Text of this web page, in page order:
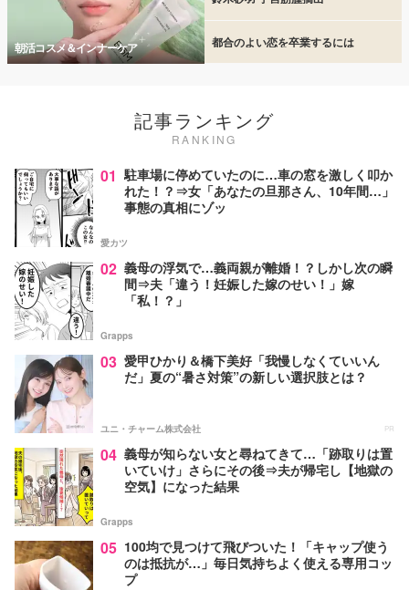
朝活コスメ＆インナーケア 都合のよい恋を卒業するには
記事ランキング
RANKING
01 駐車場に停めていたのに…車の窓を激しく叩か
れた！？⇒女「あなたの旦那さん、10年間…」
事態の真相にゾッ
愛カツ
02 義母の浮気で…義両親が離婚！？しかし次の瞬
間⇒夫「違う！妊娠した嫁のせい！」嫁
「私！？」
Grapps
03 愛甲ひかり＆橋下美好「我慢しなくていいん
だ」夏の“暑さ対策”の新しい選択肢とは？
ユニ・チャーム株式会社 PR
04 義母が知らない女と尋ねてきて…「跡取りは置
いていけ」さらにその後⇒夫が帰宅し【地獄の
空気】になった結果
Grapps
05 100均で見つけて飛びついた！「キャップ使う
のは抵抗が…」毎日気持ちよく使える専用コッ
プ